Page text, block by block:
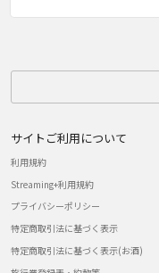
サイトご利用について
利用規約
Streaming+利用規約
プライバシーポリシー
特定商取引法に基づく表示
特定商取引法に基づく表示(お酒)